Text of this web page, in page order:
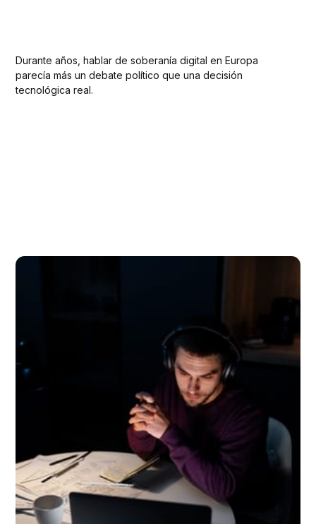
Durante años, hablar de soberanía digital en Europa
parecía más un debate político que una decisión
tecnológica real.